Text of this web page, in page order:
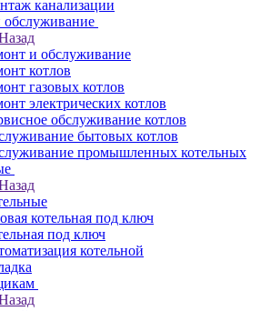
канализации
обслуживание
и обслуживание
котлов
газовых котлов
электрических котлов
обслуживание котлов
бытовых котлов
промышленных котельных
котельная под ключ
под ключ
котельной